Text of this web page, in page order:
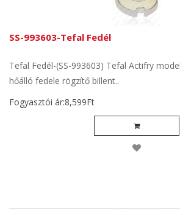
SS-993603-Tefal Fedél
Tefal Fedél-(SS-993603) Tefal Actifry
hőálló fedele rögzítő billent..
Fogyasztói ár:8,599Ft